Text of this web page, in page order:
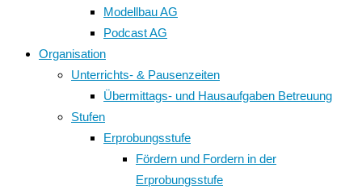
Modellbau AG
Podcast AG
Organisation
Unterrichts- & Pausenzeiten
Übermittags- und Hausaufgaben Betreuung
Stufen
Erprobungsstufe
Fördern und Fordern in der
Erprobungsstufe